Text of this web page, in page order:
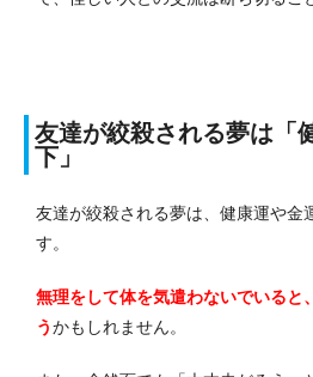
友達が絞殺される夢は「
下」
友達が絞殺される夢は、健康運や金
す。
無理をして体を気遣わないでいると
うかもしれません。